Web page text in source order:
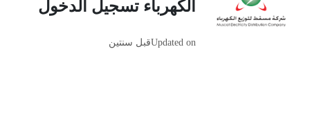
الكهرباء تسجيل الدخول
Updated onقبل سنتين